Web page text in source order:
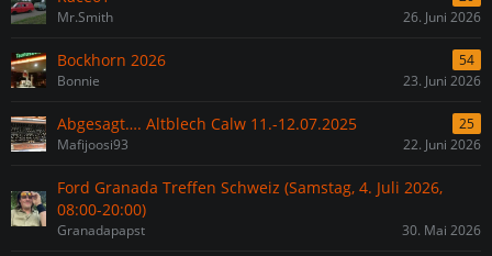
Mr.Smith
26. Juni 2026
Bockhorn 2026
54
Bonnie
23. Juni 2026
Abgesagt…. Altblech Calw 11.-12.07.2025
25
Mafijoosi93
22. Juni 2026
Ford Granada Treffen Schweiz (Samstag, 4. Juli 2026,
08:00-20:00)
Granadapapst 30. Mai 2026